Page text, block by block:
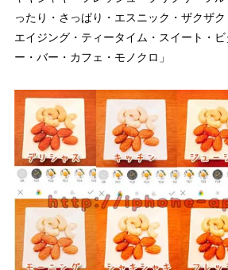
ったり・さっぱり・エスニック・ザクザ
エイジング・ティータイム・スイート・
ー・バー・カフェ・モノクロ」